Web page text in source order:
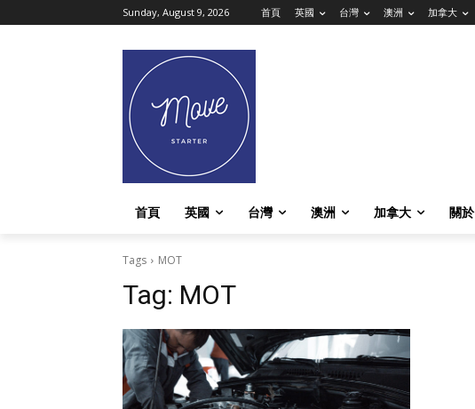
Sunday, August 9, 2026 首頁 英國 台灣 澳洲 加拿大
首頁 英國 台灣 澳洲 加拿大 關於
Tags MOT
Tag: MOT